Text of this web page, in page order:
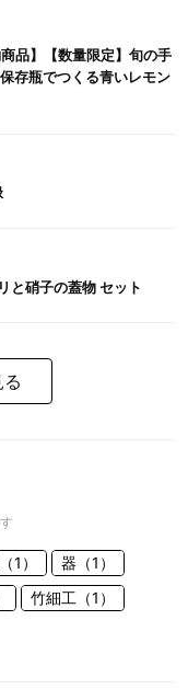
商品】【数量限定】旬の手
存瓶でつくる青いレモン
と硝子の蓋物 セット
1）
器（1）
竹細工（1）